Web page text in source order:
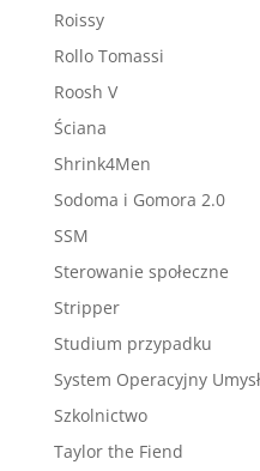
Roissy
Rollo Tomassi
Roosh V
Ściana
Shrink4Men
Sodoma i Gomora 2.0
SSM
Sterowanie społeczne
Stripper
Studium przypadku
System Operacyjny
Szkolnictwo
Taylor the Fiend